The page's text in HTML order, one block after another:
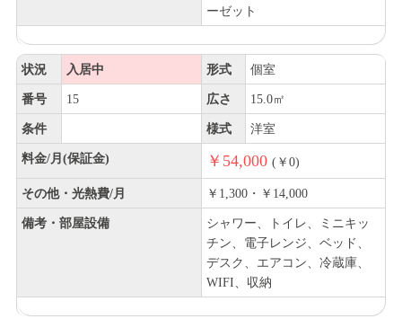
ーゼット
状況 入居中 形式 個室
番号 15 広さ 15.0㎡
条件 様式 洋室
料金/月(保証金) ￥54,000 (￥0)
その他・光熱費/月 ￥1,300・￥14,000
備考・部屋設備
シャワー、トイレ、ミニキッ
チン、電子レンジ、ベッド、
デスク、エアコン、冷蔵庫、
WIFI、収納